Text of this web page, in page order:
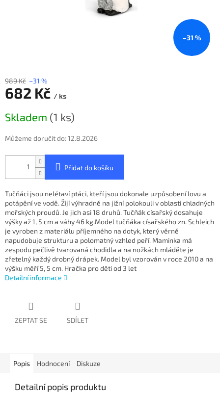
–31 %
989 Kč –31 %
682 Kč / ks
cena:
Skladem (1 ks)
Můžeme doručit do:12.8.2026
Přidat do košíku
Tučňáci jsou nelétaví ptáci, kteří jsou dokonale uzpůsobení lovu a
potápění ve vodě. Žijí výhradně na jižní polokouli v oblasti chladných
mořských proudů. Je jich asi 18 druhů. Tučňák císařský dosahuje
výšky až 1, 5 cm a váhy 46 kg.Model tučňáka císařského zn. Schleich
je vyroben z materiálu příjemného na dotyk, který věrně
napudobuje strukturu a polomatný vzhled peří. Maminka má
zespodu pečlivě tvarovaná chodidla a na nožkách mláděte je
zřetelný každý drobný drápek. Model byl vzorován v roce 2010 a na
výšku měří 5, 5 cm. Hračka pro děti od 3 let
Detailní informace
ZEPTAT SE SDÍLET
Popis Hodnocení Diskuze
Detailní popis produktu